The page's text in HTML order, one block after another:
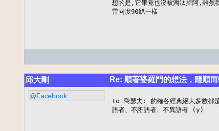
想的是,它畢竟也沒被淘汰掉阿,雖然
雷同度90趴一樣
邱大剛 Re: 順著婆羅門的想法，隨順
@Facebook
To 喬瑟夫: 的確各經典絕大多數都
語者、不誑語者、不異語者 (y)